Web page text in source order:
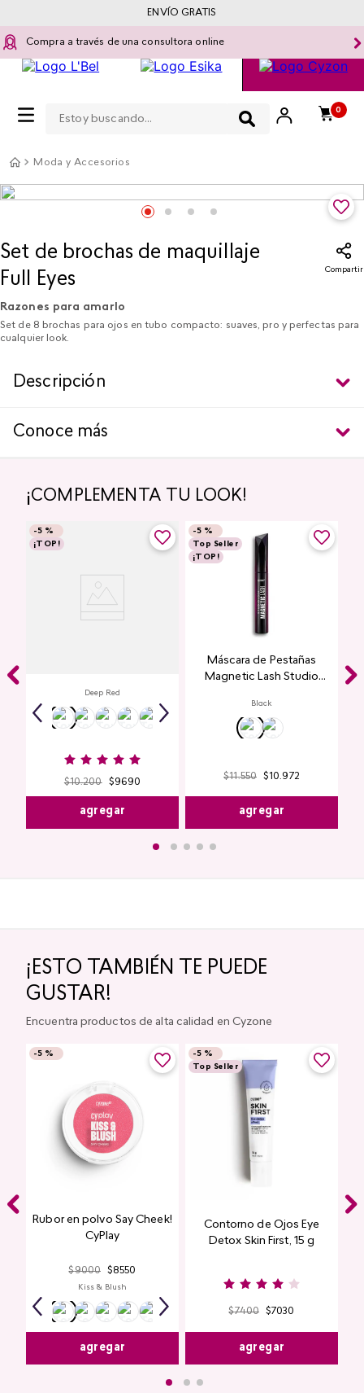
Compra a través de una consultora online
0
ENVÍO GRATIS
Moda y Accesorios
Set de brochas de maquillaje
Full Eyes
Compartir
Razones para amarlo
Set de 8 brochas para ojos en tubo compacto: suaves, pro y perfectas para
cualquier look.
Descripción
Conoce más
¡COMPLEMENTA TU LOOK!
-5 %
¡TOP!
Deep Red
$10.200 $9690
agregar
-5 %
Top Seller
¡TOP!
Máscara de Pestañas
Magnetic Lash Studio
Black
$11.550 $ 10.972
agregar
¡ESTO TAMBIÉN TE PUEDE
GUSTAR!
Encuentra productos de alta calidad en Cyzone
-5 %
Rubor en polvo Say Cheek!
CyPlay
$9000 $8550
Kiss & Blush
agregar
-5 %
Top Seller
Contorno de Ojos Eye
Detox Skin First, 15 g
$7400 $7030
agregar